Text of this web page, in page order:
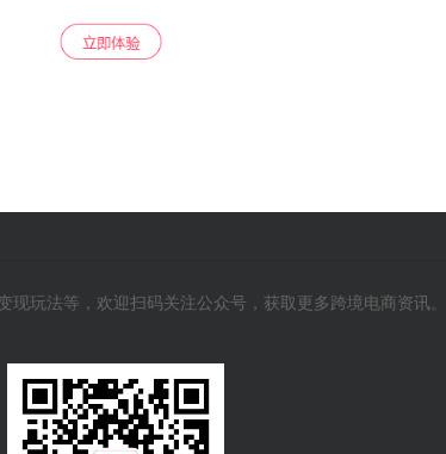
玩法等，欢迎扫码关注公众号，获取更多跨境电商资讯。